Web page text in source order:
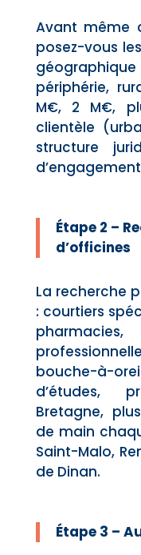
Avant même
posez-vous
périphérie,
M€, 2 M€,
clientèle
structure
Étape 2 –
d’officines
La recherche
: courtiers
bouche-à-
d’études,
Bretagne,
de main
Saint-Malo,
de Dinan.
Étape 3 –